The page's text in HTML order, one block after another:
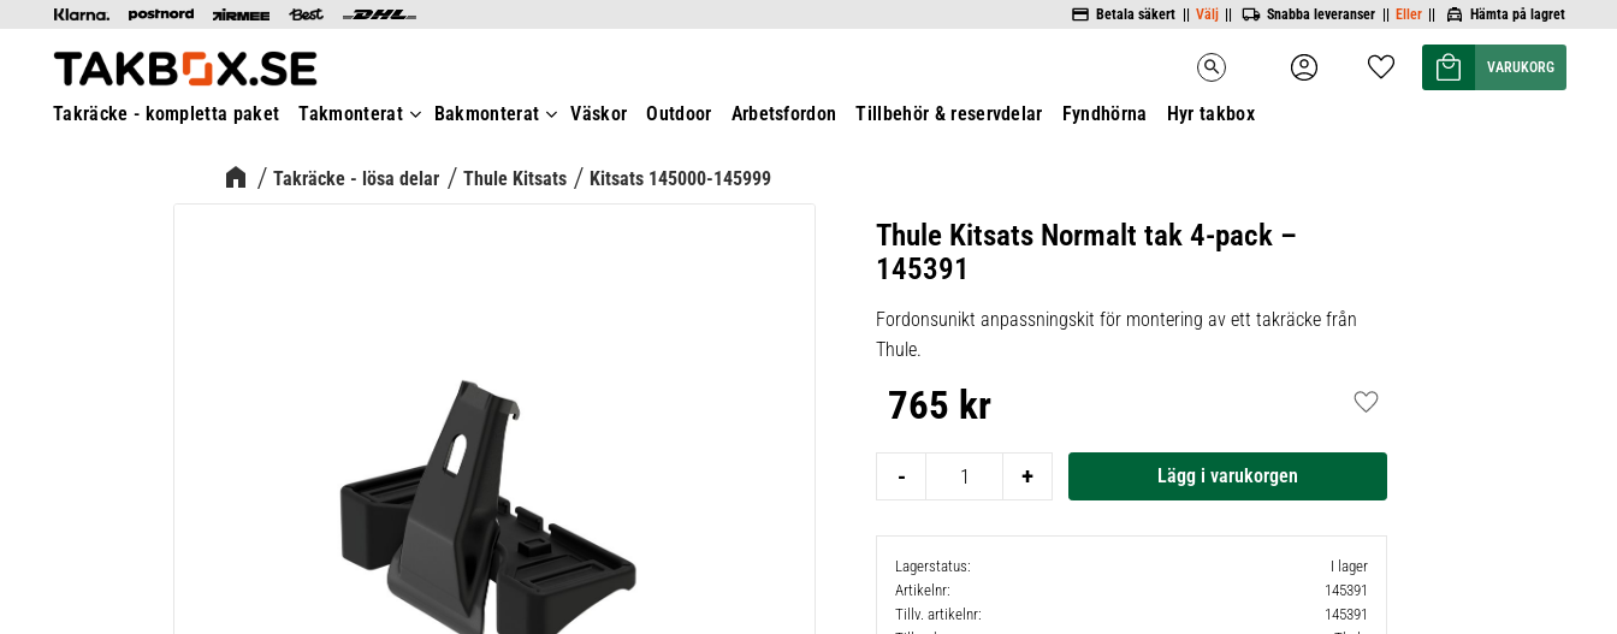
Betala säkert || Välj || Snabba leveranser || Eller || Hämta på lagret
search Favoriter
Kundvagn
Takräcke - kompletta paket Takmonterat Bakmonterat Väskor Outdoor Arbetsfordon Tillbehör & reservdelar Fyndhörna Hyr takbox
Takräcke - lösa delar Thule Kitsats Kitsats 145000-145999
Thule Kitsats Normalt tak 4-pack –
145391
Fordonsunikt anpassningskit för montering av ett takräcke från
Thule.
765 kr
+
-
Lägg till i favoriter
Lagerstatus
I lager
Artikelnr
145391
Tillv. artikelnr
145391